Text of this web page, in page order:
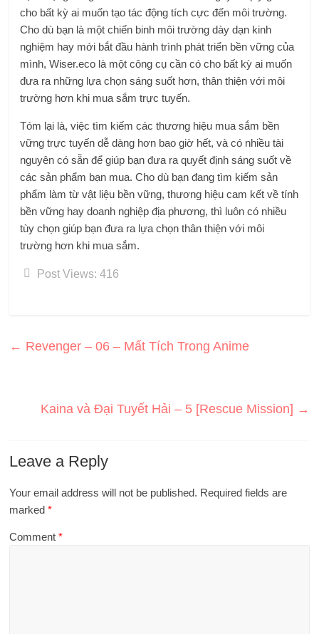
cho bất kỳ ai muốn tạo tác động tích cực đến môi trường.
Cho dù bạn là một chiến binh môi trường dày dạn kinh
nghiệm hay mới bắt đầu hành trình phát triển bền vững của
mình, Wiser.eco là một công cụ cần có cho bất kỳ ai muốn
đưa ra những lựa chọn sáng suốt hơn, thân thiện với môi
trường hơn khi mua sắm trực tuyến.
Tóm lại là,việc tìm kiếm các thương hiệu mua sắm bền
vững trực tuyến dễ dàng hơn bao giờ hết, và có nhiều tài
nguyên có sẵn để giúp bạn đưa ra quyết định sáng suốt về
các sản phẩm bạn mua. Cho dù bạn đang tìm kiếm sản
phẩm làm từ vật liệu bền vững, thương hiệu cam kết về tính
bền vững hay doanh nghiệp địa phương, thì luôn có nhiều
tùy chọn giúp bạn đưa ra lựa chọn thân thiện với môi
trường hơn khi mua sắm.
Post Views: 416
← Revenger – 06 – Mất Tích Trong Anime
Kaina và Đại Tuyết Hải – 5 [Rescue Mission] →
Leave a Reply
Your email address will not be published. Required fields are
marked*
Comment*